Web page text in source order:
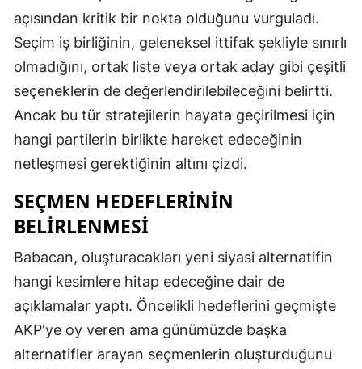
açısından kritik bir nokta olduğunu vurguladı.
Seçim iş birliğinin, geleneksel ittifak şekliyle sınırlı
olmadığını, ortak liste veya ortak aday gibi çeşitli
seçeneklerin de değerlendirilebileceğini belirtti.
Ancak bu tür stratejilerin hayata geçirilmesi için
hangi partilerin birlikte hareket edeceğinin
netleşmesi gerektiğinin altını çizdi.
SEÇMEN HEDEFLERININ
BELIRLENMESI
Babacan, oluşturacakları yeni siyasi alternatifin
hangi kesimlere hitap edeceğine dair de
açıklamalar yaptı. Öncelikli hedeflerini geçmişte
AKP'ye oy veren ama günümüzde başka
alternatifler arayan seçmenlerin oluşturduğunu